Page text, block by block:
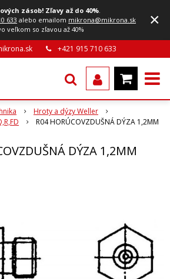
zásob! Zľavy až do 40%.
633 alebo emailom mikrona@mikrona.sk
veľkom so zľavou až 40%
×
+421 915 710 633
Hroty a dýzy Weller
R04 HORÚCOVZDUŠNÁ DÝZA 1,2MM
DÝZA 1,2MM